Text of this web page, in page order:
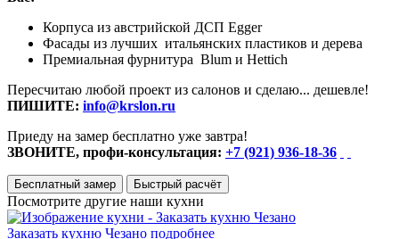
Корпуса из австрийской ДСП Egger
Фасады из лучших итальянских пластиков и дерева
Премиальная фурнитура Blum и Hettich
Пересчитаю любой проект из салонов и сделаю... дешевле!
ПИШИТЕ: info@krslon.ru
Приеду на замер бесплатно уже завтра!
ЗВОНИТЕ, профи-консультация: +7 (921) 936-18-36
Бесплатный замер Быстрый расчёт
Посмотрите другие наши кухни
Заказать кухню Чезано подробнее